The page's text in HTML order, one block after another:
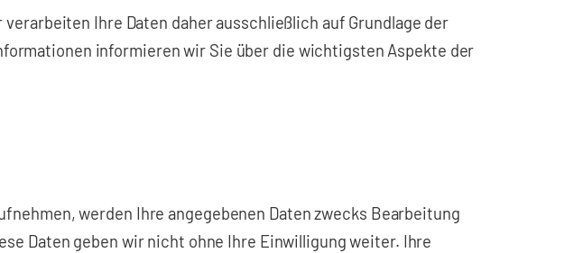
Ihre Daten daher ausschließlich auf Grundlage der
informieren wir Sie über die wichtigsten Aspekte der
werden Ihre angegebenen Daten zwecks Bearbeitung
Daten geben wir nicht ohne Ihre Einwilligung weiter. Ihre